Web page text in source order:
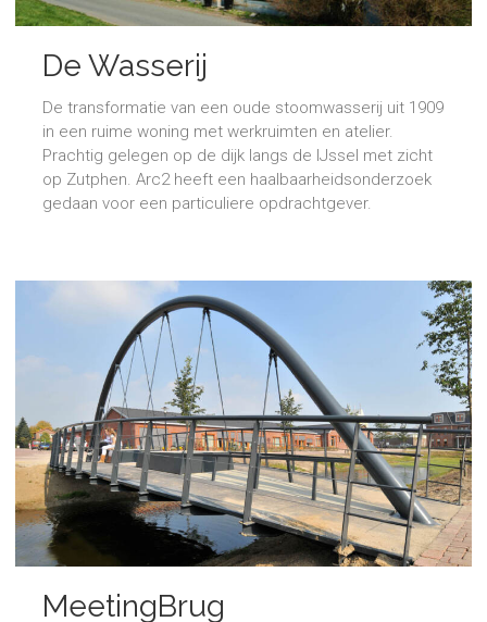
De Wasserij
De transformatie van een oude stoomwasserij uit 1909
in een ruime woning met werkruimten en atelier.
Prachtig gelegen op de dijk langs de IJssel met zicht
op Zutphen. Arc2 heeft een haalbaarheidsonderzoek
gedaan voor een particuliere opdrachtgever.
MeetingBrug